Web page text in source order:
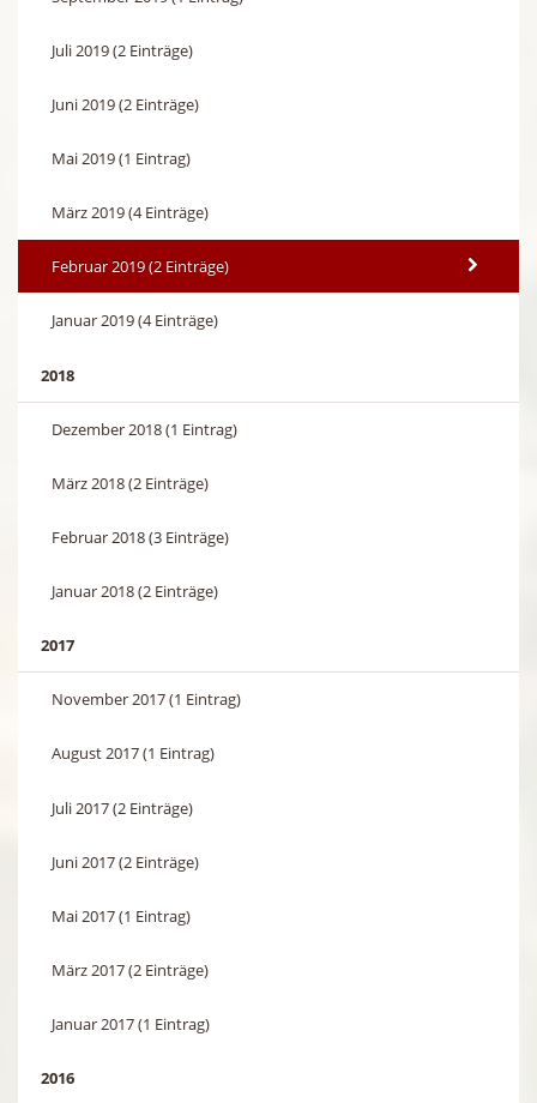
Juli 2019 (2 Einträge)
Juni 2019 (2 Einträge)
Mai 2019 (1 Eintrag)
März 2019 (4 Einträge)
Februar 2019 (2 Einträge)
Januar 2019 (4 Einträge)
2018
Dezember 2018 (1 Eintrag)
März 2018 (2 Einträge)
Februar 2018 (3 Einträge)
Januar 2018 (2 Einträge)
2017
November 2017 (1 Eintrag)
August 2017 (1 Eintrag)
Juli 2017 (2 Einträge)
Juni 2017 (2 Einträge)
Mai 2017 (1 Eintrag)
März 2017 (2 Einträge)
Januar 2017 (1 Eintrag)
2016